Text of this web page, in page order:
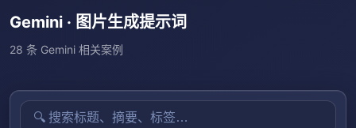
Gemini · 图片生成提示词
28 条 Gemini 相关案例